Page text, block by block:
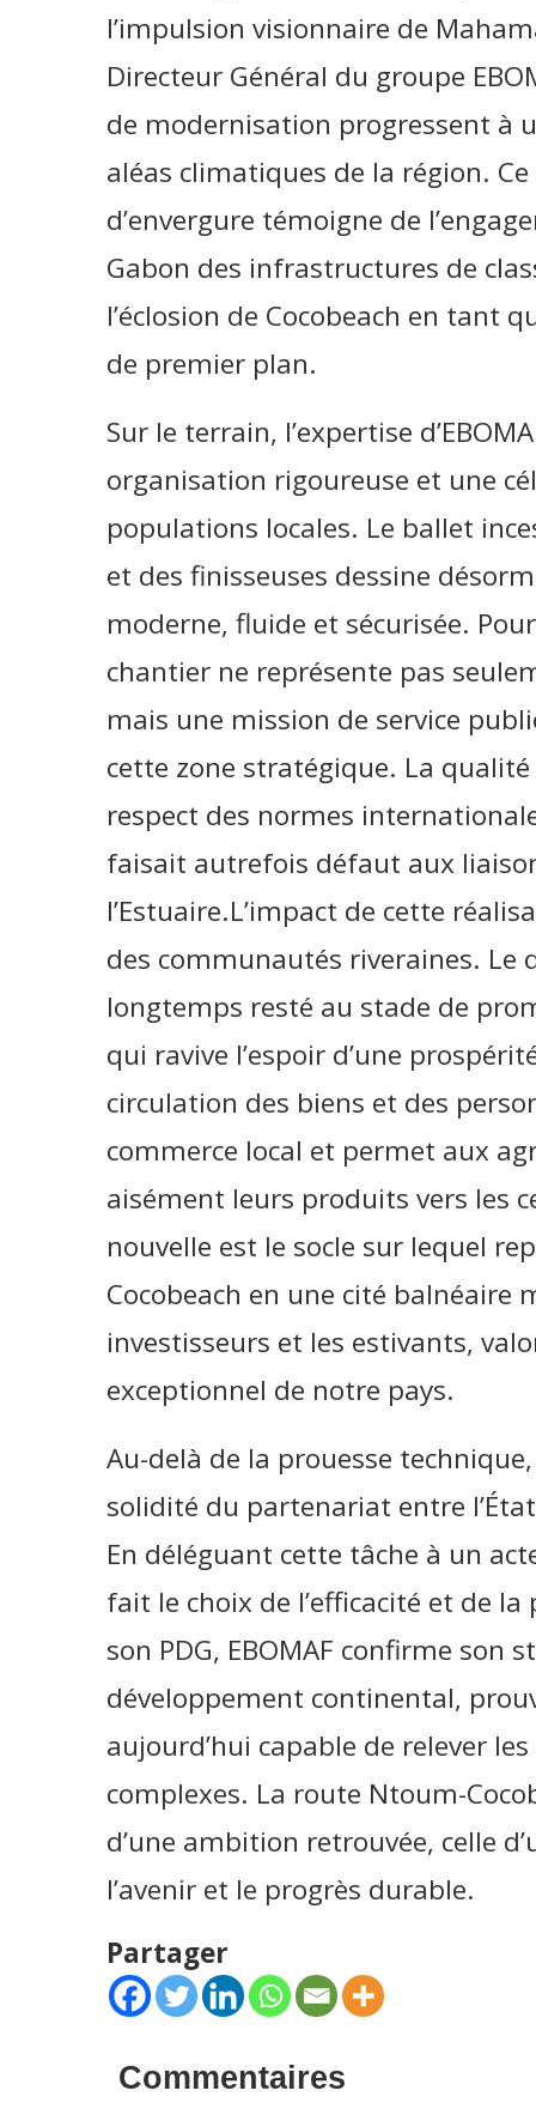
l’impulsion visionnaire de
Directeur Général du groupe
de modernisation progressent à
aléas climatiques de la région.
d’envergure témoigne de
Gabon des infrastructures de
l’éclosion de Cocobeach en
de premier plan.
Sur le terrain, l’expertise
organisation rigoureuse et une
populations locales. Le ballet
et des finisseuses dessine
moderne, fluide et sécurisée.
chantier ne représente pas
mais une mission de service
cette zone stratégique. La
respect des normes
faisait autrefois défaut aux
l’Estuaire.L’impact de cette
des communautés riveraines. Le
longtemps resté au stade de
qui ravive l’espoir d’une
circulation des biens et des
commerce local et permet aux
aisément leurs produits vers les
nouvelle est le socle sur lequel
Cocobeach en une cité balnéaire
investisseurs et les estivants,
exceptionnel de notre pays.
Au-delà de la prouesse
solidité du partenariat entre
En déléguant cette tâche à un
fait le choix de l’efficacité et de
son PDG, EBOMAF confirme son
développement continental,
aujourd’hui capable de relever
complexes. La route Ntoum-
d’une ambition retrouvée, celle
l’avenir et le progrès durable.
Partager
Commentaires